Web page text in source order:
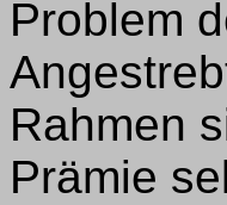
Problem
Rahmen
Prämie